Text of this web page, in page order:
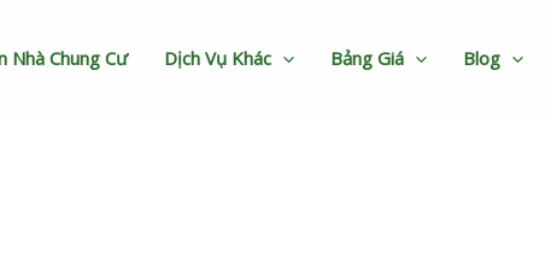
Nhà Chung Cư Dịch Vụ Khác Bảng Giá Blog